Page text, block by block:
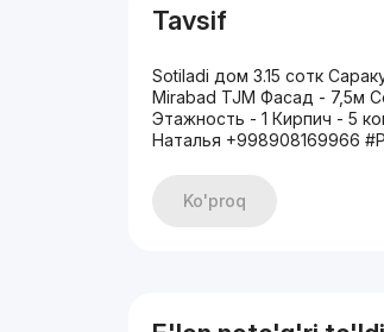
Tavsif
Sotiladi дом 3.15 сотк
Mirabad TJM Фасад - 7,5м
Этажность - 1 Кирпич - 5
Наталья +998908169966
Ko'proq